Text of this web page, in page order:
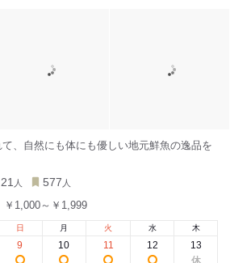
、自然にも体にも優しい地元鮮魚の逸品を
21 人 577 人
￥1,000～￥1,999
日
9
月
10
火
11
水
12
木
13